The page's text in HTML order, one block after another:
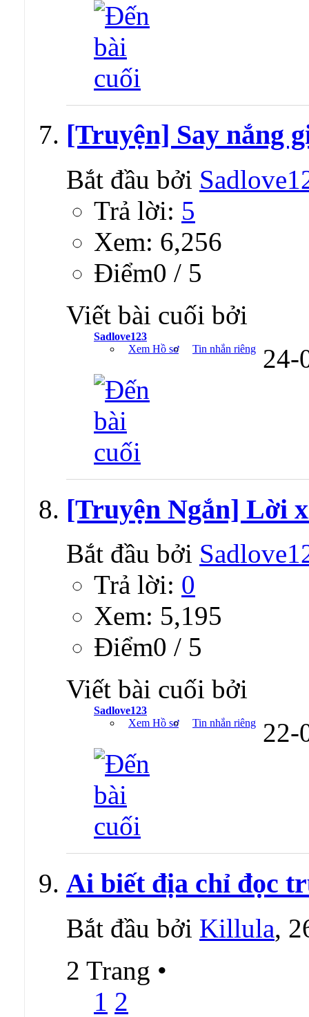
[Truyện] Say nắng
Bắt đầu bởi
Trả lời: 5
Xem: 6,256
Ðiểm0 / 5
Viết bài cuối bởi
Sadlove123
Xem Hồ sơ
Tin nhắn riêng 24-
[Truyện Ngắn] Lời
Bắt đầu bởi
Trả lời: 0
Xem: 5,195
Ðiểm0 / 5
Viết bài cuối bởi
Sadlove123
Xem Hồ sơ
Tin nhắn riêng 22-
Ai biết địa chỉ đọc
Bắt đầu bởi Killula,
2 Trang •
1 2